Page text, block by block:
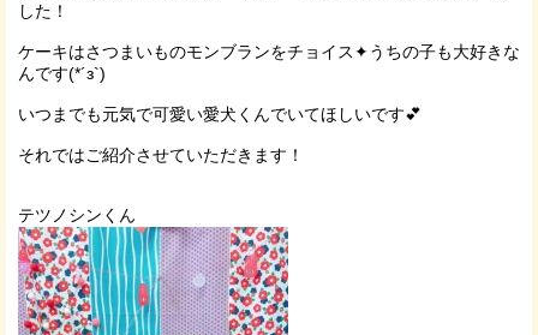
した！
ケーキはさつまいものモンブランをチョイス✦うちの子も大好きな
んです(*´з`)
いつまでも元気で可愛い愛犬くんでいてほしいです💕
それではご紹介させていただきます！
テツノシンくん